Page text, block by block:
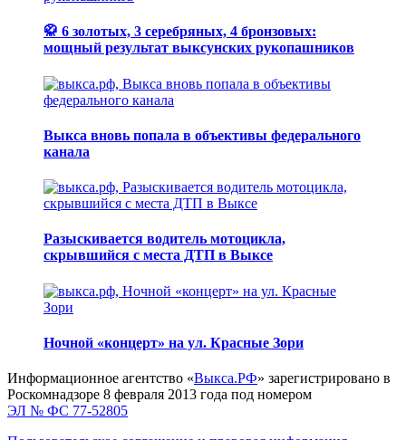
🥋 6 золотых, 3 серебряных, 4 бронзовых:
мощный результат выксунских рукопашников
Выкса вновь попала в объективы федерального
канала
Разыскивается водитель мотоцикла,
скрывшийся с места ДТП в Выксе
Ночной «концерт» на ул. Красные Зори
Информационное агентство «Выкса.РФ» зарегистрировано в
Роскомнадзоре 8 февраля 2013 года под номером
ЭЛ № ФС 77-52805